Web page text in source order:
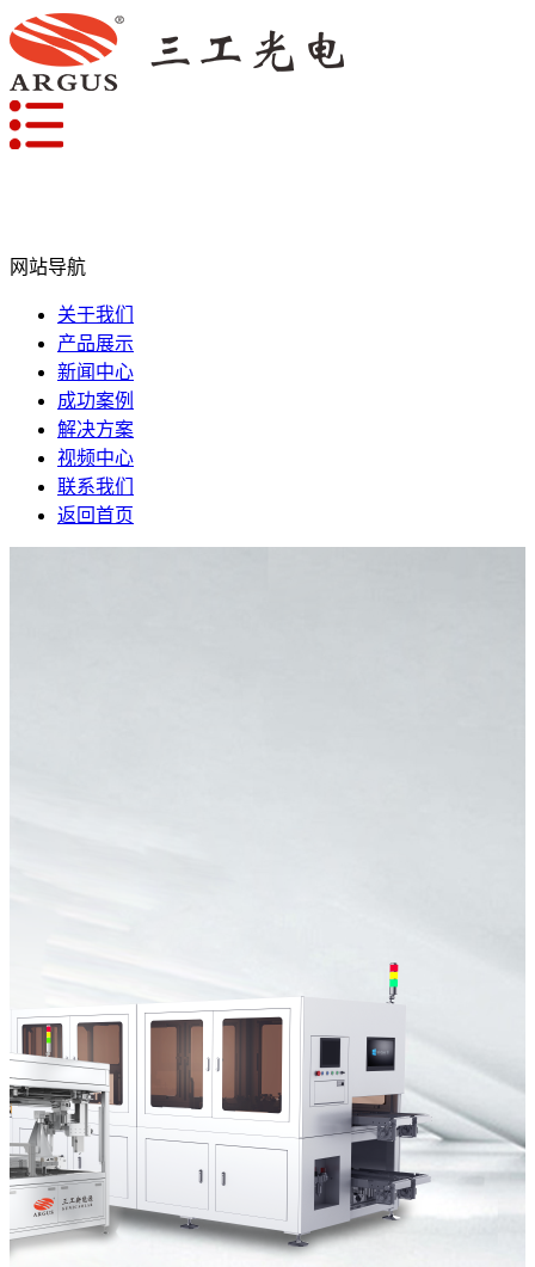
网站导航
关于我们
产品展示
新闻中心
成功案例
解决方案
视频中心
联系我们
返回首页